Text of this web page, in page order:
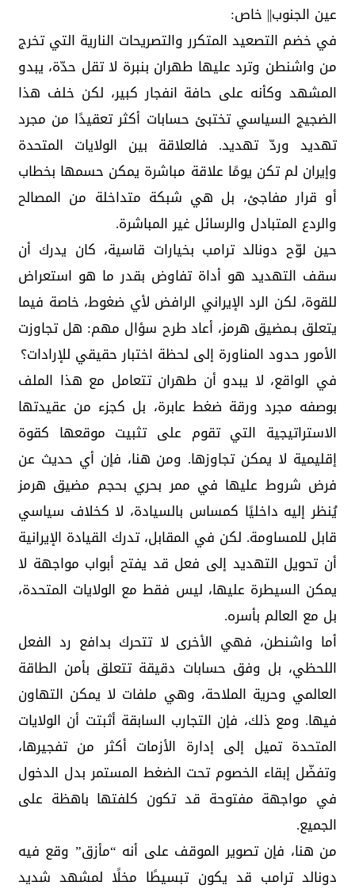
عين الجنوب|| خاص:
في خضم التصعيد المتكرر والتصريحات النارية التي تخرج
من واشنطن وترد عليها طهران بنبرة لا تقل حدّة، يبدو
المشهد وكأنه على حافة انفجار كبير، لكن خلف هذا
الضجيج السياسي تختبئ حسابات أكثر تعقيدًا من مجرد
تهديد وردّ تهديد. فالعلاقة بين الولايات المتحدة
وإيران لم تكن يومًا علاقة مباشرة يمكن حسمها بخطاب
أو قرار مفاجئ، بل هي شبكة متداخلة من المصالح
والردع المتبادل والرسائل غير المباشرة.
حين لوّح دونالد ترامب بخيارات قاسية، كان يدرك أن
سقف التهديد هو أداة تفاوض بقدر ما هو استعراض
للقوة، لكن الرد الإيراني الرافض لأي ضغوط، خاصة فيما
يتعلق بـمضيق هرمز، أعاد طرح سؤال مهم: هل تجاوزت
الأمور حدود المناورة إلى لحظة اختبار حقيقي للإرادات؟
في الواقع، لا يبدو أن طهران تتعامل مع هذا الملف
بوصفه مجرد ورقة ضغط عابرة، بل كجزء من عقيدتها
الاستراتيجية التي تقوم على تثبيت موقعها كقوة
إقليمية لا يمكن تجاوزها. ومن هنا، فإن أي حديث عن
فرض شروط عليها في ممر بحري بحجم مضيق هرمز
يُنظر إليه داخليًا كمساس بالسيادة، لا كخلاف سياسي
قابل للمساومة. لكن في المقابل، تدرك القيادة الإيرانية
أن تحويل التهديد إلى فعل قد يفتح أبواب مواجهة لا
يمكن السيطرة عليها، ليس فقط مع الولايات المتحدة،
بل مع العالم بأسره.
أما واشنطن، فهي الأخرى لا تتحرك بدافع رد الفعل
اللحظي، بل وفق حسابات دقيقة تتعلق بأمن الطاقة
العالمي وحرية الملاحة، وهي ملفات لا يمكن التهاون
فيها. ومع ذلك، فإن التجارب السابقة أثبتت أن الولايات
المتحدة تميل إلى إدارة الأزمات أكثر من تفجيرها،
وتفضّل إبقاء الخصوم تحت الضغط المستمر بدل الدخول
في مواجهة مفتوحة قد تكون كلفتها باهظة على
الجميع.
من هنا، فإن تصوير الموقف على أنه “مأزق” وقع فيه
دونالد ترامب قد يكون تبسيطًا مخلًا لمشهد شديد